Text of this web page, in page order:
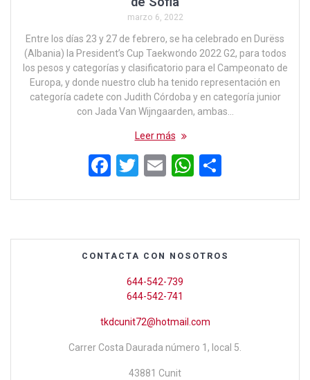
marzo 6, 2022
Entre los días 23 y 27 de febrero, se ha celebrado en Durëss
(Albania) la President’s Cup Taekwondo 2022 G2, para todos
los pesos y categorías y clasificatorio para el Campeonato de
Europa, y donde nuestro club ha tenido representación en
categoría cadete con Judith Córdoba y en categoría junior
con Jada Van Wijngaarden, ambas…
Leer más
F
b
o
o
k
T
er
E W
s
A
p
ar
CONTACTA CON NOSOTROS
644-542-739
644-542-741
tkdcunit72@hotmail.com
Carrer Costa Daurada número 1, local 5.
43881 Cunit